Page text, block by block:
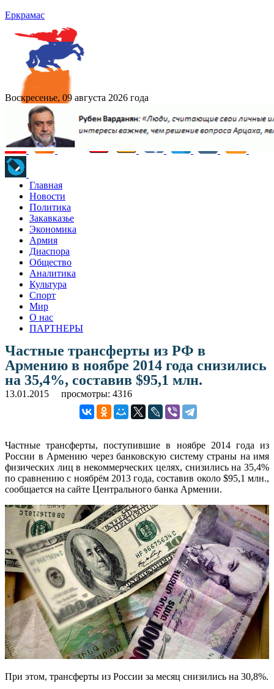
Еркрамас
Воскресенье, 09 августа 2026 года
Главная
Новости
Политика
Закавказье
Экономика
Армия
Диаспора
Общество
Аналитика
Культура
Спорт
Мир
О нас
ПАРТНЕРЫ
Частные трансферты из РФ в
Армению в ноябре 2014 года снизились
на 35,4%, составив $95,1 млн.
13.01.2015 просмотры: 4316
Частные трансферты, поступившие в ноябре 2014 года из
России в Армению через банковскую систему страны на имя
физических лиц в некоммерческих целях, снизились на 35,4%
по сравнению с ноябрём 2013 года, составив около $95,1 млн.,
сообщается на сайте Центрального банка Армении.
При этом, трансферты из России за месяц снизились на 30,8%.